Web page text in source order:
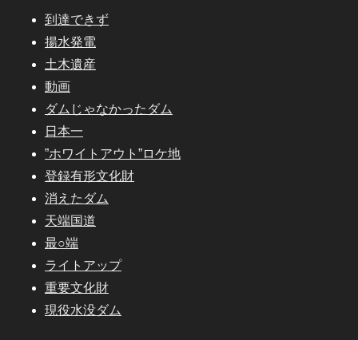
到達できず
揚水発電
土木遺産
動画
ダムじゃなかったダム
日本一
”ホワイトアウト”ロケ地
登録有形文化財
消えたダム
天端国道
最○端
ライトアップ
重要文化財
現役水没ダム